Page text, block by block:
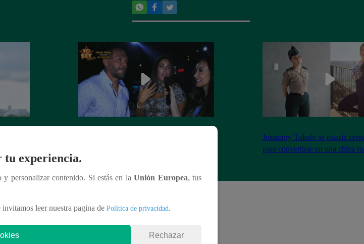
Jossmery Toledo se estaría
para convertirse en una chica
tu experiencia.
personalizar contenido. Si estás en laUnión Europea, tus
leer nuestra pagina de Política de privacidad.
Rechazar